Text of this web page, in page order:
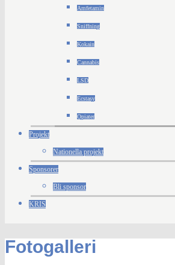
Amfetamin
Sniffning
Kokain
Cannabis
LSD
Ecstasy
Opiater
Projekt
Nationella projekt
Sponsorer
Bli sponsor
KRIS
Fotogalleri